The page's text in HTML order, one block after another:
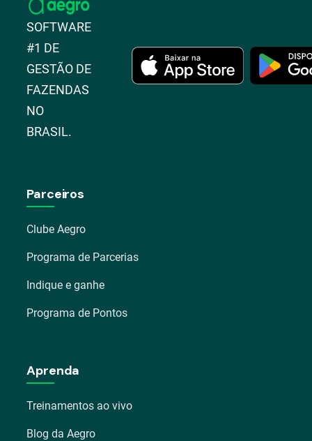
SOFTWARE
#1 DE
GESTÃO DE
FAZENDAS
NO
BRASIL.
Parceiros
Clube Aegro
Programa de Parcerias
Indique e ganhe
Programa de Pontos
Aprenda
Treinamentos ao vivo
Blog da Aegro